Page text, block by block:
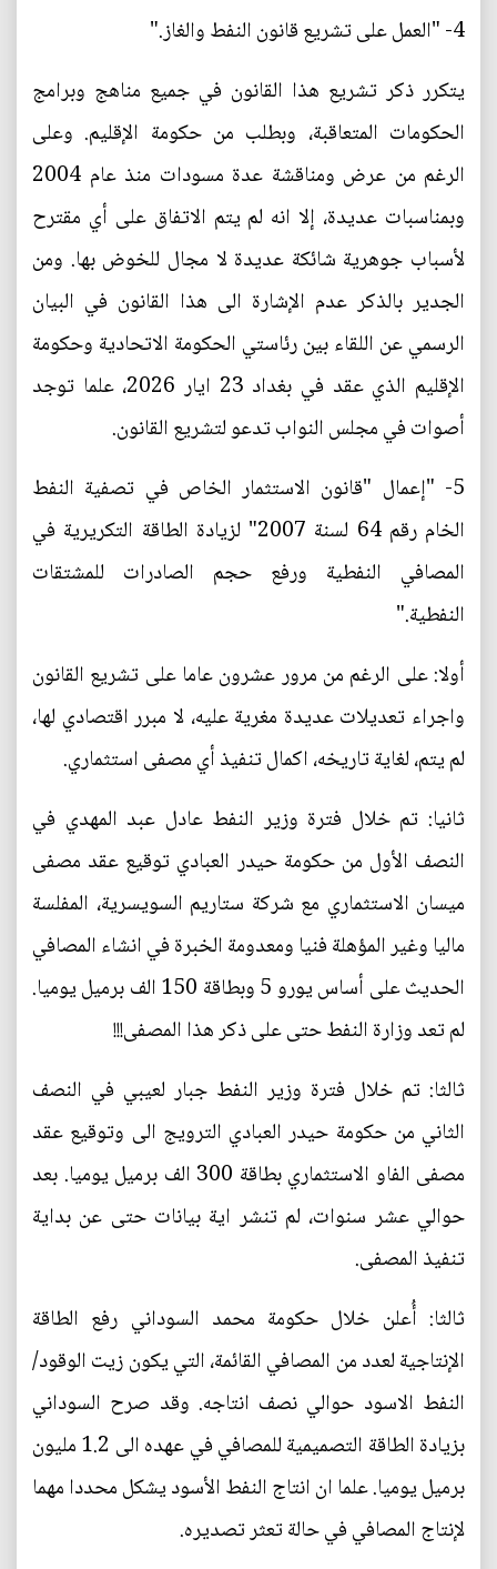
4- "العمل على تشريع قانون النفط والغاز."
يتكرر ذكر تشريع هذا القانون في جميع مناهج وبرامج
الحكومات المتعاقبة، وبطلب من حكومة الإقليم. وعلى
الرغم من عرض ومناقشة عدة مسودات منذ عام 2004
وبمناسبات عديدة، إلا انه لم يتم الاتفاق على أي مقترح
لأسباب جوهرية شائكة عديدة لا مجال للخوض بها. ومن
الجدير بالذكر عدم الإشارة الى هذا القانون في البيان
الرسمي عن اللقاء بين رئاستي الحكومة الاتحادية وحكومة
الإقليم الذي عقد في بغداد 23 ايار 2026، علما توجد
أصوات في مجلس النواب تدعو لتشريع القانون.
5- "إعمال "قانون الاستثمار الخاص في تصفية النفط
الخام رقم 64 لسنة 2007" لزيادة الطاقة التكريرية في
المصافي النفطية ورفع حجم الصادرات للمشتقات
النفطية."
أولا: على الرغم من مرور عشرون عاما على تشريع القانون
واجراء تعديلات عديدة مغرية عليه، لا مبرر اقتصادي لها،
لم يتم، لغاية تاريخه، اكمال تنفيذ أي مصفى استثماري.
ثانيا: تم خلال فترة وزير النفط عادل عبد المهدي في
النصف الأول من حكومة حيدر العبادي توقيع عقد مصفى
ميسان الاستثماري مع شركة ستاريم السويسرية، المفلسة
ماليا وغير المؤهلة فنيا ومعدومة الخبرة في انشاء المصافي
الحديث على أساس يورو 5 وبطاقة 150 الف برميل يوميا.
لم تعد وزارة النفط حتى على ذكر هذا المصفى!!!
ثالثا: تم خلال فترة وزير النفط جبار لعيبي في النصف
الثاني من حكومة حيدر العبادي الترويج الى وتوقيع عقد
مصفى الفاو الاستثماري بطاقة 300 الف برميل يوميا. بعد
حوالي عشر سنوات، لم تنشر اية بيانات حتى عن بداية
تنفيذ المصفى.
ثالثا: أُعلن خلال حكومة محمد السوداني رفع الطاقة
الإنتاجية لعدد من المصافي القائمة، التي يكون زيت الوقود/
النفط الاسود حوالي نصف انتاجه. وقد صرح السوداني
بزيادة الطاقة التصميمية للمصافي في عهده الى 1.2 مليون
برميل يوميا. علما ان انتاج النفط الأسود يشكل محددا مهما
لإنتاج المصافي في حالة تعثر تصديره.